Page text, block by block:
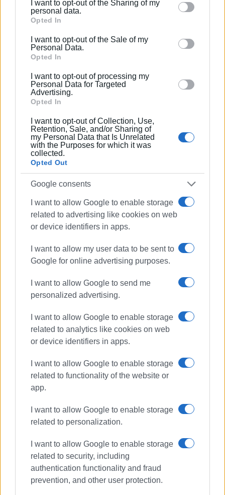
Please note that this website/app uses one or more
Google services and may gather and store information
behaviour. You may click to grant or deny consent to
Google and its third-party tags to use your data for
section.
I want to opt-out of the Sharing of my
personal data.
Opted In
I want to opt-out of the Sale of my
Personal Data.
Opted In
I want to opt-out of processing my
Personal Data for Targeted
Advertising.
Opted In
I want to opt-out of Collection, Use,
Retention, Sale, and/or Sharing of
my Personal Data that Is Unrelated
with the Purposes for which it was
collected.
Opted Out
Google consents
I want to allow Google to enable storage
related to advertising like cookies on web
or device identifiers in apps.
I want to allow my user data to be sent to
Google for online advertising purposes.
I want to allow Google to send me
personalized advertising.
I want to allow Google to enable storage
related to analytics like cookies on web
or device identifiers in apps.
I want to allow Google to enable storage
related to functionality of the website or
app.
I want to allow Google to enable storage
related to personalization.
I want to allow Google to enable storage
related to security, including
authentication functionality and fraud
prevention, and other user protection.
Εθνικός Λιβαδειάς-ΑΕΝ Κηφισιάς
Αίολος Αγυιάς Πατρών-ΝΕΟ Ληξουρίου
ΚΟ Χολαργού-Πανελλήνιος
Ρεπό: Ηλυσιακός
ΣΠΥΡΟΣ ΠΙΚΟΥΛΑΣ
Πτυχιούχος Οικονομικών του Πανεπιστημίου
Πειραιά. Συνεργάστηκε στο ξεκίνημα με την
«Αθλητική Πορεία της Κέρκυρας», ενώ από τις
Βήμα». Από το 1994 εκδότης - διευθυντής στα
«Κερκυραϊκά Σπορ» και από το 2000 και για 15
εργάζεται στην «ΕΝΗΜΕΡΩΣΗ», ενώ
συνεργάστηκε με την τηλεόραση του Corfu
Channel (στα πρώτα χρόνια λειτουργίας του) και
Ακολουθήστε το enimerosi στο
Συνδρομητές στο e-paper